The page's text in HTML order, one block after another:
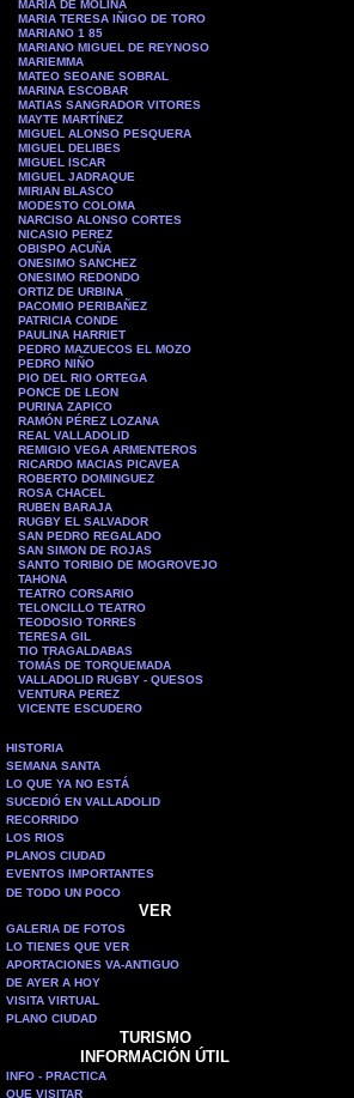
MARIA DE MOLINA
MARIA TERESA IÑIGO DE TORO
MARIANO 1 85
MARIANO MIGUEL DE REYNOSO
MARIEMMA
MATEO SEOANE SOBRAL
MARINA ESCOBAR
MATIAS SANGRADOR VITORES
MAYTE MARTÍNEZ
MIGUEL ALONSO PESQUERA
MIGUEL DELIBES
MIGUEL ISCAR
MIGUEL JADRAQUE
MIRIAN BLASCO
MODESTO COLOMA
NARCISO ALONSO CORTES
NICASIO PEREZ
OBISPO ACUÑA
ONESIMO SANCHEZ
ONESIMO REDONDO
ORTIZ DE URBINA
PACOMIO PERIBAÑEZ
PATRICIA CONDE
PAULINA HARRIET
PEDRO MAZUECOS EL MOZO
PEDRO NIÑO
PIO DEL RIO ORTEGA
PONCE DE LEON
PURINA ZAPICO
RAMÓN PÉREZ LOZANA
REAL VALLADOLID
REMIGIO VEGA ARMENTEROS
RICARDO MACIAS PICAVEA
ROBERTO DOMINGUEZ
ROSA CHACEL
RUBEN BARAJA
RUGBY EL SALVADOR
SAN PEDRO REGALADO
SAN SIMON DE ROJAS
SANTO TORIBIO DE MOGROVEJO
TAHONA
TEATRO CORSARIO
TELONCILLO TEATRO
TEODOSIO TORRES
TERESA GIL
TIO TRAGALDABAS
TOMÁS DE TORQUEMADA
VALLADOLID RUGBY - QUESOS
VENTURA PEREZ
VICENTE ESCUDERO
HISTORIA
SEMANA SANTA
LO QUE YA NO ESTÁ
SUCEDIÓ EN VALLADOLID
RECORRIDO
LOS RIOS
PLANOS CIUDAD
EVENTOS IMPORTANTES
DE TODO UN POCO
VER
GALERIA DE FOTOS
LO TIENES QUE VER
APORTACIONES VA-ANTIGUO
DE AYER A HOY
VISITA VIRTUAL
PLANO CIUDAD
TURISMO
INFORMACIÓN ÚTIL
INFO - PRACTICA
QUE VISITAR